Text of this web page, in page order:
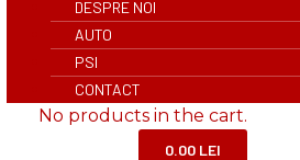
DESPRE NOI
AUTO
PSI
CONTACT
No products in the cart.
0.00 LEI